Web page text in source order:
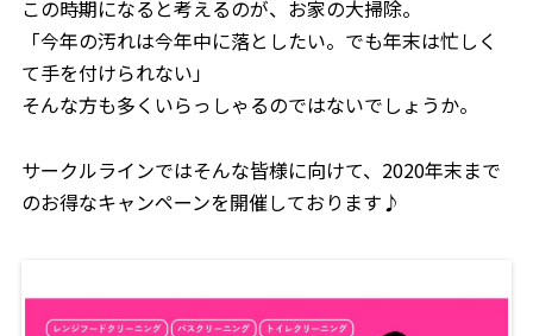
この時期になると考えるのが、お家の大掃除。
「今年の汚れは今年中に落としたい。でも年末は忙しく
て手を付けられない」
そんな方も多くいらっしゃるのではないでしょうか。
サークルラインではそんな皆様に向けて、2020年末まで
のお得なキャンペーンを開催しております♪